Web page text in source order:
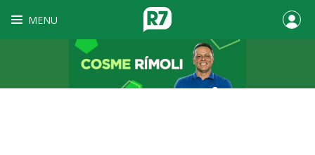
MENU